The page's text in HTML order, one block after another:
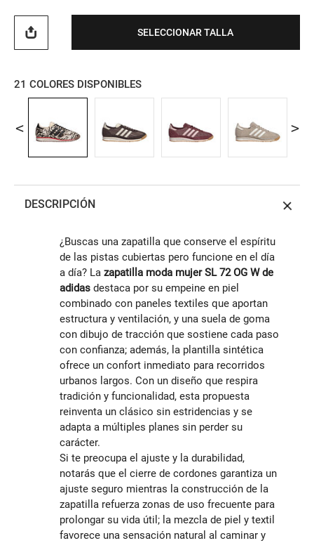
SELECCIONAR TALLA
21 COLORES DISPONIBLES
DESCRIPCIÓN
¿Buscas una zapatilla que conserve el espíritu
de las pistas cubiertas pero funcione en el día
a día? La zapatilla moda mujer SL 72 OG W de
adidas destaca por su empeine en piel
combinado con paneles textiles que aportan
estructura y ventilación, y una suela de goma
con dibujo de tracción que sostiene cada paso
con confianza; además, la plantilla sintética
ofrece un confort inmediato para recorridos
urbanos largos. Con un diseño que respira
tradición y funcionalidad, esta propuesta
reinventa un clásico sin estridencias y se
adapta a múltiples planes sin perder su
carácter.
Si te preocupa el ajuste y la durabilidad,
notarás que el cierre de cordones garantiza un
ajuste seguro mientras la construcción de la
zapatilla refuerza zonas de uso frecuente para
prolongar su vida útil; la mezcla de piel y textil
favorece una sensación natural al caminar y